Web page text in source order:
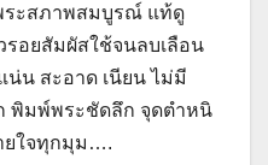
ระสภาพสมบูรณ์ แท้ดู
รอยสัมผัสใช้จนลบเลือน
น่น สะอาด เนียน ไม่มี
พิมพ์พระชัดลึก จุดตำหนิ
ยใจทุกมุม….